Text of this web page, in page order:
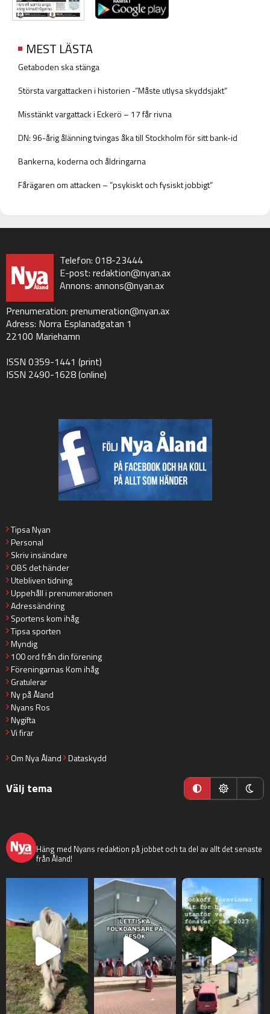
MEST LÄSTA
Getaboden ska stänga
Största vargattacken i historien -”Måste utlysa skyddsjakt”
Misstänkt vargattack i Eckerö – 17 får rivna
DN: 96-årig ålänning tvingas åka till Stockholm för sitt bank-id
Bankerna, koderna och åldringarna
Fårägaren om attacken – ”psykiskt och fysiskt jobbigt”
Telefon: 018-23444
E-post: redaktion@nyan.ax
Annons: annons@nyan.ax
Prenumeration: prenumeration@nyan.ax
Adress: Norra Esplanadgatan 1
22100 Mariehamn
ISSN 0359-1441 (print)
ISSN 2490-1628 (online)
Tipsa Nyan
Personal
Skriv insändare
OBS det händer
Utebliven tidning
Uppehåll i prenumerationen
Adressändring
Sportens kom ihåg
Tipsa sporten
Myndig
100 ord från din förening
Föreningarnas Kom ihåg
Gratulerar
Ny på Åland
Nyans Ros
Nygifta
Vi firar
Om Nya Åland Dataskydd
Välj tema
Häng med Nyans redaktion på jobbet och ta del av allt det senaste
från Åland!